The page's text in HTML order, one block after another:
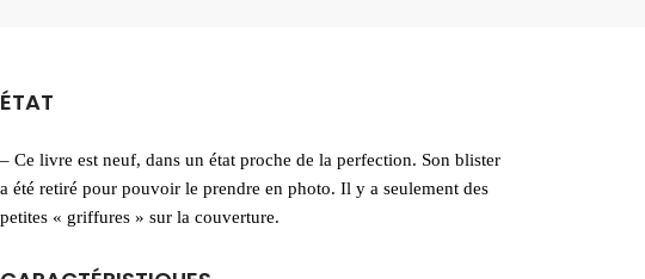
ÉTAT
– Ce livre est neuf, dans un état proche de la perfection. Son blister
a été retiré pour pouvoir le prendre en photo. Il y a seulement des
petites « griffures » sur la couverture.